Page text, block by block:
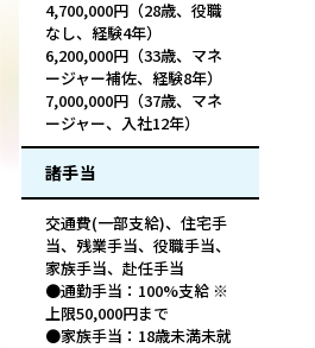
4,700,000円（28歳、役職
なし、経験4年）
6,200,000円（33歳、マネ
ージャー補佐、経験8年）
7,000,000円（37歳、マネ
ージャー、入社12年）
諸手当
交通費(一部支給)、住宅手
当、残業手当、役職手当、
家族手当、赴任手当
●通勤手当：100%支給 ※
上限50,000円まで
●家族手当：18歳未満未就